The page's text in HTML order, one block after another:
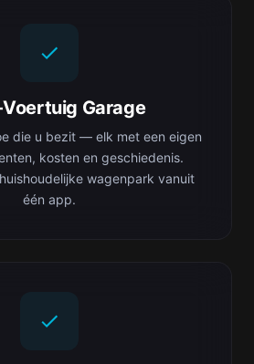
Garage
die u bezit — elk met een eigen
kosten en geschiedenis.
wagenpark vanuit
één app.